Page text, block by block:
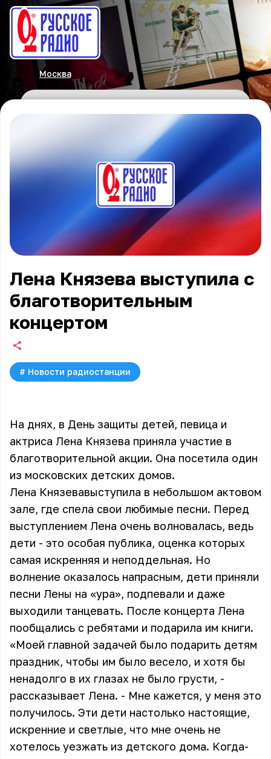
Москва
Лена Князева выступила с
благотворительным
концертом
# Новости радиостанции
На днях, в День защиты детей, певица и
актриса Лена Князева приняла участие в
благотворительной акции. Она посетила один
из московских детских домов.
Лена Князевавыступила в небольшом актовом
зале, где спела свои любимые песни. Перед
выступлением Лена очень волновалась, ведь
дети - это особая публика, оценка которых
самая искренняя и неподдельная. Но
волнение оказалось напрасным, дети приняли
песни Лены на «ура», подпевали и даже
выходили танцевать. После концерта Лена
пообщались с ребятами и подарила им книги.
«Моей главной задачей было подарить детям
праздник, чтобы им было весело, и хотя бы
ненадолго в их глазах не было грусти, -
рассказывает Лена. - Мне кажется, у меня это
получилось. Эти дети настолько настоящие,
искренние и светлые, что мне очень не
хотелось уезжать из детского дома. Когда-